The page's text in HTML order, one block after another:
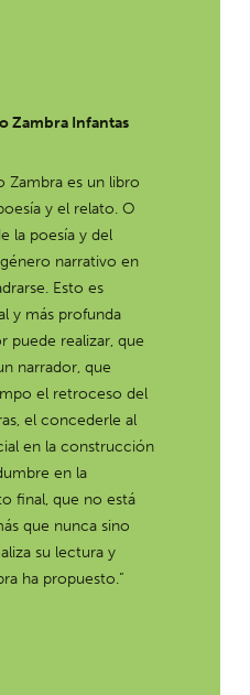
Zambra Infantas
Zambra es un libro
y el relato. O
la poesía y del
narrativo en
Esto es
y más profunda
puede realizar, que
narrador, que
el retroceso del
el concederle al
en la construcción
en la
final, que no está
que nunca sino
su lectura y
ha propuesto.”